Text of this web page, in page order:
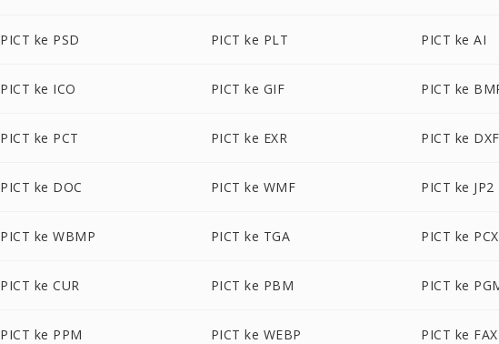
PICT ke PSD PICT ke PLT PICT ke AI
PICT ke ICO PICT ke GIF PICT ke
PICT ke PCT PICT ke EXR PICT ke DXF
PICT ke DOC PICT ke WMF PICT ke JP2
PICT ke WBMP PICT ke TGA PICT ke PCX
PICT ke CUR PICT ke PBM PICT ke
PICT ke PPM PICT ke WEBP PICT ke FAX